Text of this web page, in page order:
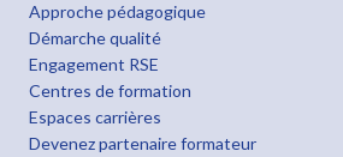
Approche pédagogique
Démarche qualité
Engagement RSE
Centres de formation
Espaces carrières
Devenez partenaire formateur